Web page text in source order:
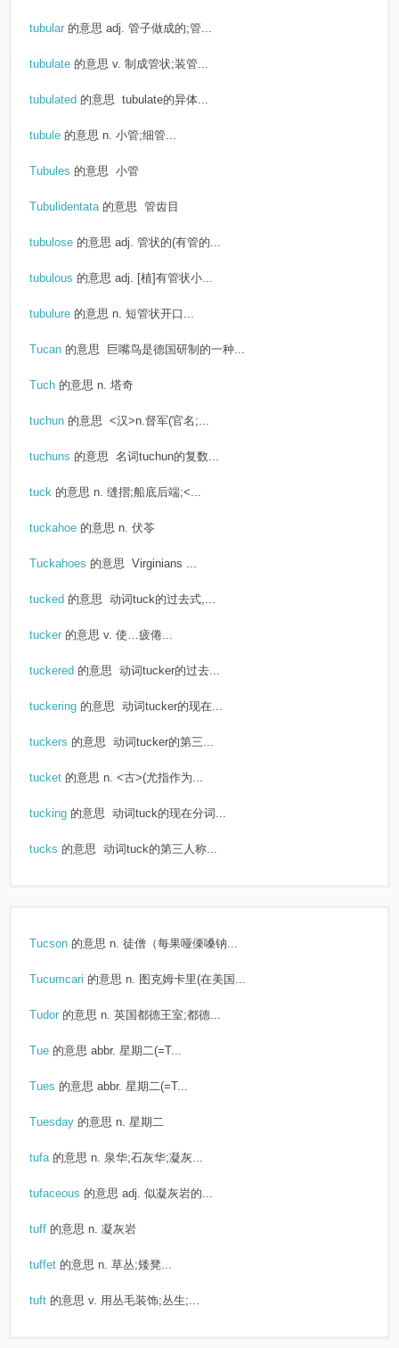
tubular 的意思 adj. 管子做成的;管...
tubulate 的意思 v. 制成管状;装管...
tubulated 的意思 tubulate的异体...
tubule 的意思 n. 小管;细管...
Tubules 的意思 小管
Tubulidentata 的意思 管齿目
tubulose 的意思 adj. 管状的(有管的...
tubulous 的意思 adj. [植]有管状小...
tubulure 的意思 n. 短管状开口...
Tucan 的意思 巨嘴鸟是德国研制的一种...
Tuch 的意思 n. 塔奇
tuchun 的意思 <汉>n.督军(官名;...
tuchuns 的意思 名词tuchun的复数...
tuck 的意思 n. 缝摺;船底后端;<...
tuckahoe 的意思 n. 伏苓
Tuckahoes 的意思 Virginians ...
tucked 的意思 动词tuck的过去式,...
tucker 的意思 v. 使…疲倦...
tuckered 的意思 动词tucker的过去...
tuckering 的意思 动词tucker的现在...
tuckers 的意思 动词tucker的第三...
tucket 的意思 n. <古>(尤指作为...
tucking 的意思 动词tuck的现在分词...
tucks 的意思 动词tuck的第三人称...
Tucson 的意思 n. 徒僧（每果哑傈嗓钠...
Tucumcari 的意思 n. 图克姆卡里(在美国...
Tudor 的意思 n. 英国都德王室;都德...
Tue 的意思 abbr. 星期二(=T...
Tues 的意思 abbr. 星期二(=T...
Tuesday 的意思 n. 星期二
tufa 的意思 n. 泉华;石灰华;凝灰...
tufaceous 的意思 adj. 似凝灰岩的...
tuff 的意思 n. 凝灰岩
tuffet 的意思 n. 草丛;矮凳...
tuft 的意思 v. 用丛毛装饰;丛生;...